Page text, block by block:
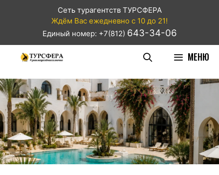
Сеть турагентств ТУРСФЕРА
Ждём Вас ежедневно с 10 до 21!
Единый номер: +7(812) 643-34-06
МЕНЮ